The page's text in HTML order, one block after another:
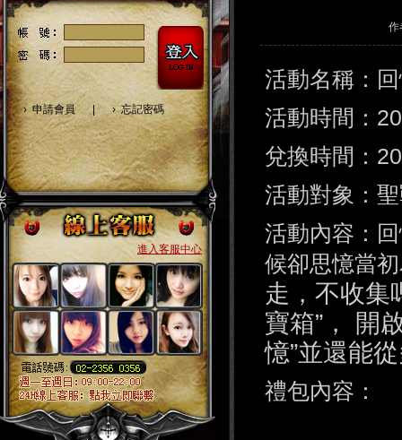
›申請會員 | ›忘記密碼
進入客服中心
作
活動名稱：
活動時間：
兌換時間：
活動對象：
活動內容：
候卻思憶當
走，不收集
寶箱”， 開
憶”並還能
禮包內容：